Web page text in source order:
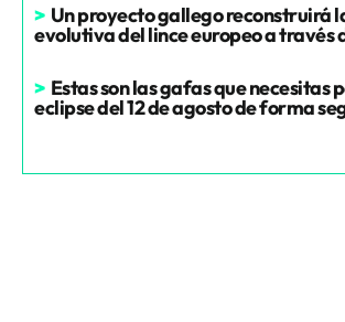
> Un proyecto gallego reconstruirá
evolutiva del lince europeo a través
> Estas son las gafas que necesitas
eclipse del 12 de agosto de forma